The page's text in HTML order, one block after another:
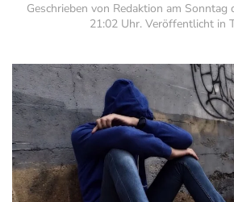
Geschrieben von Redaktion am Sonntag
21:02 Uhr. Veröffentlicht in